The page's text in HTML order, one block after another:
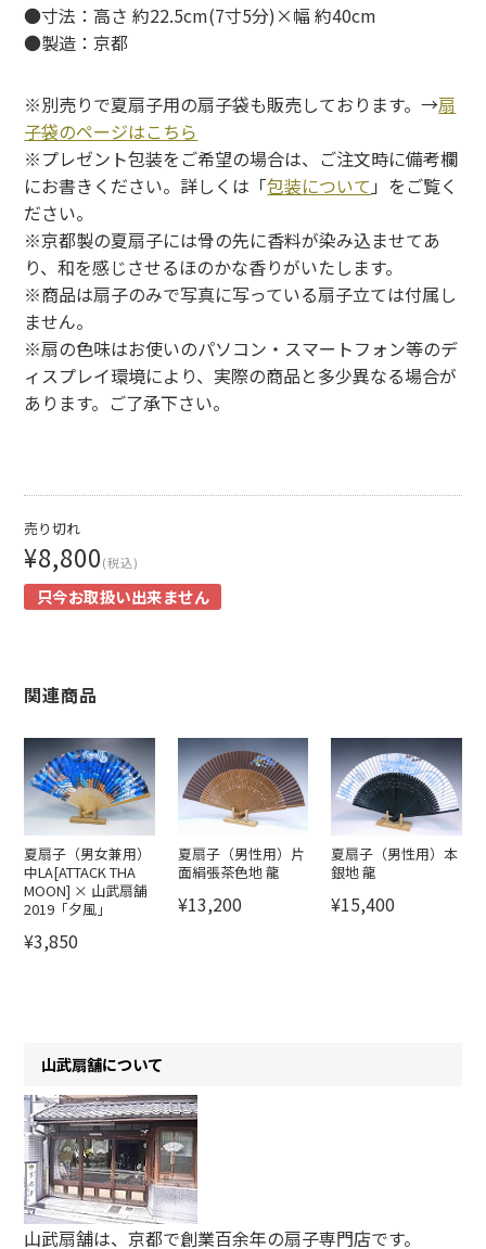
●寸法：高さ 約22.5cm(7寸5分)×幅 約40cm
●製造：京都
※別売りで夏扇子用の扇子袋も販売しております。→扇
子袋のページはこちら
※プレゼント包装をご希望の場合は、ご注文時に備考欄
にお書きください。詳しくは「包装について 」をご覧く
ださい。
※京都製の夏扇子には骨の先に香料が染み込ませてあ
り、和を感じさせるほのかな香りがいたします。
※商品は扇子のみで写真に写っている扇子立ては付属し
ません。
※扇の色味はお使いのパソコン・スマートフォン等のデ
ィスプレイ環境により、実際の商品と多少異なる場合が
あります。ご了承下さい。
売り切れ
¥8,800(税込)
只今お取扱い出来ません
関連商品
夏扇子（男女兼用）
中LA[ATTACK THA
MOON] × 山武扇舗
2019「夕風」
¥3,850
夏扇子（男性用）片
面絹張茶色地 龍
¥13,200
夏扇子（男性用）本
銀地 龍
¥15,400
山武扇舗について
山武扇舗は、京都で創業百余年の扇子専門店です。